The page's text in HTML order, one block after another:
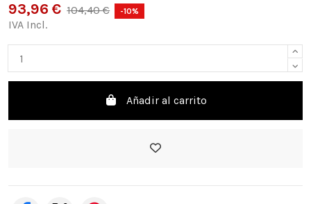
93,96 € 104,40 € -10%
IVA Incl.
Añadir al carrito